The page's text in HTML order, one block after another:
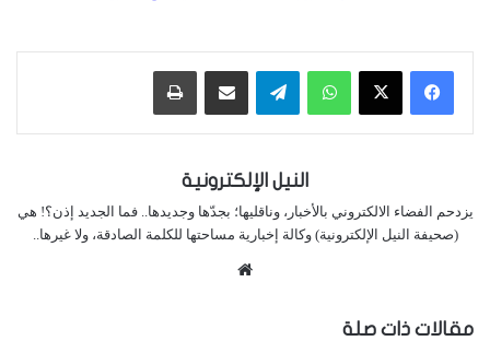
واتساب تيلقرام مشاركة عبر البريد طباعة
النيل الإلكترونية
يزدحم الفضاء الالكتروني بالأخبار، وناقليها؛ بجدّها وجديدها.. فما الجديد إذن؟! هي
(صحيفة النيل الإلكترونية) وكالة إخبارية مساحتها للكلمة الصادقة، ولا غيرها..
مقالات ذات صلة